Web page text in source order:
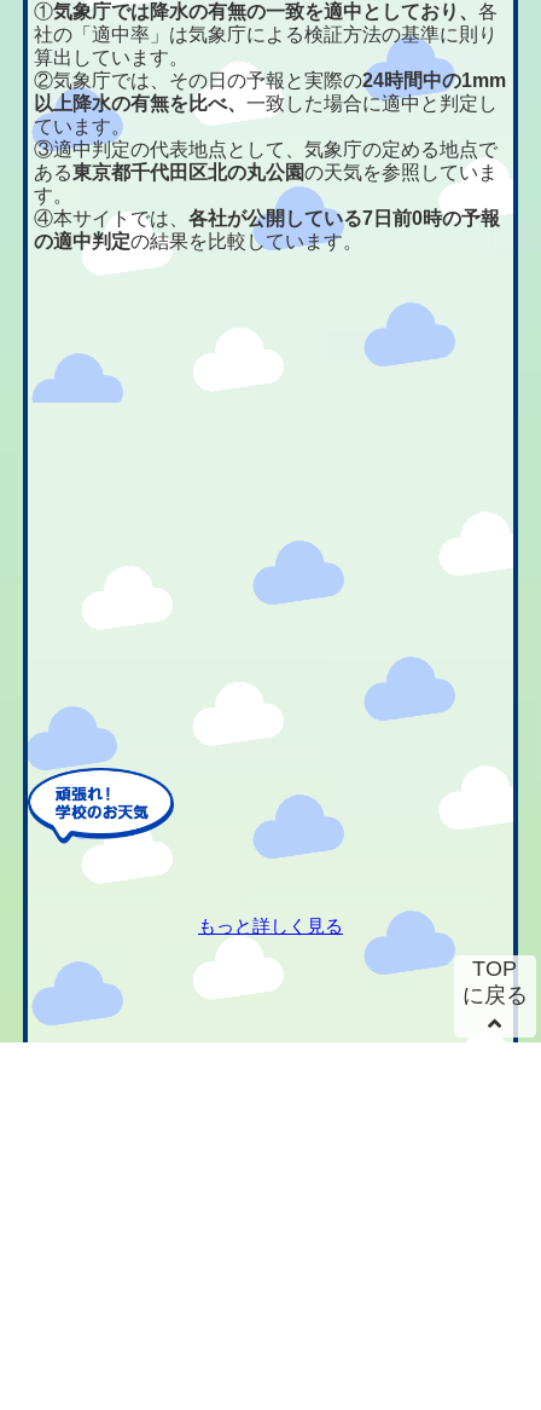
①気象庁では降水の有無の一致を適中としており、各
社の「適中率」は気象庁による検証方法の基準に則り
算出しています。
②気象庁では、その日の予報と実際の24時間中の1mm
以上降水の有無を比べ、一致した場合に適中と判定し
ています。
③適中判定の代表地点として、気象庁の定める地点で
ある東京都千代田区北の丸公園の天気を参照していま
す。
④本サイトでは、各社が公開している7日前0時の予報
の適中判定の結果を比較しています。
もっと詳しく見る
TOP
に戻る